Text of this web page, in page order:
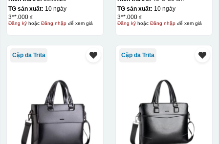
TG sản xuất: 10 ngày
3**.000 ₫
Đăng kýhoặc Đăng nhậpđể xem giá
TG sản xuất: 10 ngày
3**.000 ₫
Đăng kýhoặc Đăng nhậpđể xem giá
Cặp da Trita Cặp da Trita